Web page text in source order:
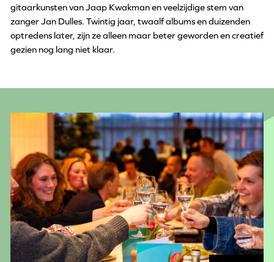
gitaarkunsten van Jaap Kwakman en veelzijdige stem van
zanger Jan Dulles. Twintig jaar, twaalf albums en duizenden
optredens later, zijn ze alleen maar beter geworden en creatief
gezien nog lang niet klaar.